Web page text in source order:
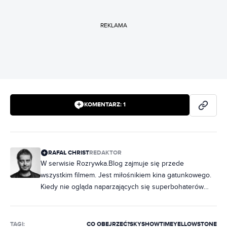
REKLAMA
KOMENTARZ: 1
RAFAŁ CHRISTREDAKTOR
W serwisie Rozrywka.Blog zajmuje się przede
wszystkim filmem. Jest miłośnikiem kina gatunkowego.
Kiedy nie ogląda naparzających się superbohaterów
znaleźć m.in. w „Kinie”, „Netfilmie” czy „Magazynie
TAGI: CO OBEJRZEĆ?SKYSHOWTIMEYELLOWSTONE